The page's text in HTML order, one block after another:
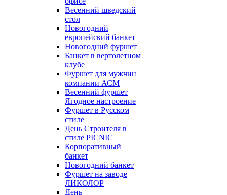
Весенний шведский
стол
Новогодний
европейский банкет
Новогодний фуршет
Банкет в вертолетном
клубе
Фуршет для мужчин
компании АСМ
Весенний фуршет
Ягодное настроение
Фуршет в Русском
стиле
День Строителя в
стиле PICNIC
Корпоративный
банкет
Новогодний банкет
Фуршет на заводе
ЛИКОЛОР
День